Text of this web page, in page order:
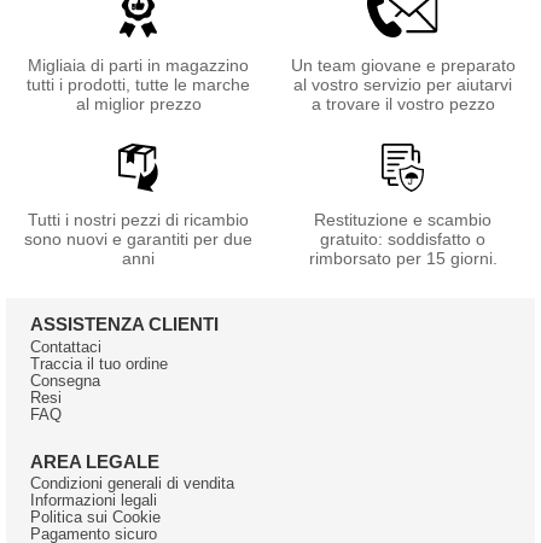
Migliaia di parti in magazzino
tutti i prodotti, tutte le marche
al miglior prezzo
Un team giovane e preparato
al vostro servizio per aiutarvi
a trovare il vostro pezzo
Tutti i nostri pezzi di ricambio
sono nuovi e garantiti per due
anni
Restituzione e scambio
gratuito: soddisfatto o
rimborsato per 15 giorni.
ASSISTENZA CLIENTI
Contattaci
Traccia il tuo ordine
Consegna
Resi
FAQ
AREA LEGALE
Condizioni generali di vendita
Informazioni legali
Politica sui Cookie
Pagamento sicuro